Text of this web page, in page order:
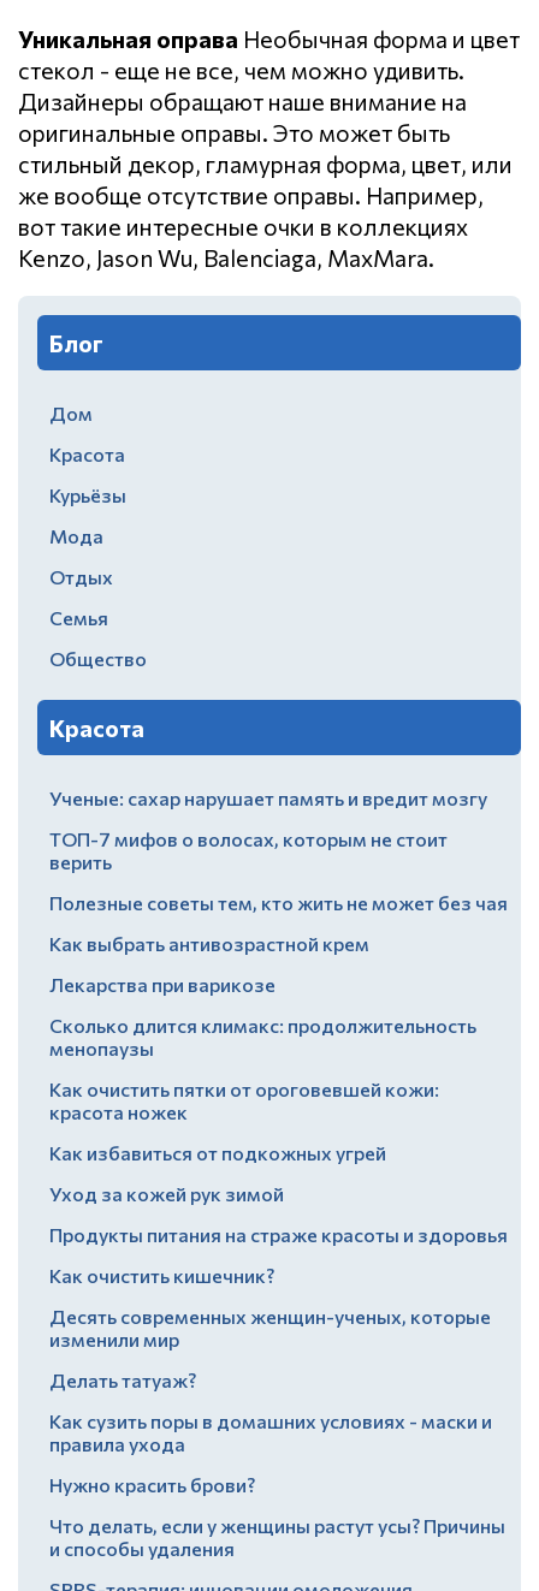
Уникальная оправа Необычная форма и цвет
стекол - еще не все, чем можно удивить.
Дизайнеры обращают наше внимание на
оригинальные оправы. Это может быть
стильный декор, гламурная форма, цвет, или
же вообще отсутствие оправы. Например,
вот такие интересные очки в коллекциях
Kenzo, Jason Wu, Balenciaga, MaxMara.
Блог
Дом
Красота
Курьёзы
Мода
Отдых
Семья
Общество
Красота
Ученые: сахар нарушает память и вредит мозгу
ТОП-7 мифов о волосах, которым не стоит
верить
Полезные советы тем, кто жить не может без чая
Как выбрать антивозрастной крем
Лекарства при варикозе
Сколько длится климакс: продолжительность
менопаузы
Как очистить пятки от ороговевшей кожи:
красота ножек
Как избавиться от подкожных угрей
Уход за кожей рук зимой
Продукты питания на страже красоты и здоровья
Как очистить кишечник?
Десять современных женщин-ученых, которые
изменили мир
Делать татуаж?
Как сузить поры в домашних условиях - маски и
правила ухода
Нужно красить брови?
Что делать, если у женщины растут усы? Причины
и способы удаления